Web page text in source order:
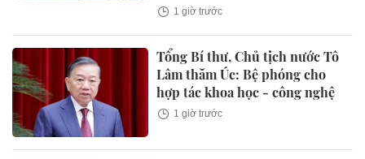
1 giờ trước
Tổng Bí thư, Chủ tịch nước Tô
Lâm thăm Úc: Bệ phóng cho
hợp tác khoa học - công nghệ
1 giờ trước